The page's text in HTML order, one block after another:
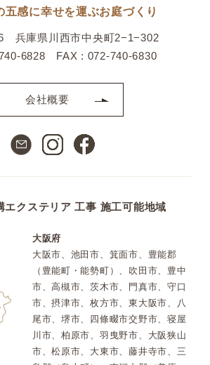
五感に幸せを運ぶお庭づくり
兵庫県川西市中央町2−1−302
6828 FAX : 072-740-6830
会社概要
クステリア 工事 施工可能地域
大阪府
大阪市、池田市、箕面市、豊能郡
（豊能町・能勢町）、吹田市、豊中
市、高槻市、茨木市、門真市、守口
市、摂津市、枚方市、東大阪市、八
尾市、堺市、四條畷市交野市、寝屋
川市、柏原市、羽曳野市、大阪狭山
市、松原市、大東市、藤井寺市、三